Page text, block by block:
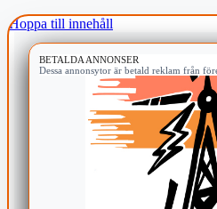
Hoppa till innehåll
BETALDA ANNONSER
Dessa annonsytor är betald reklam från